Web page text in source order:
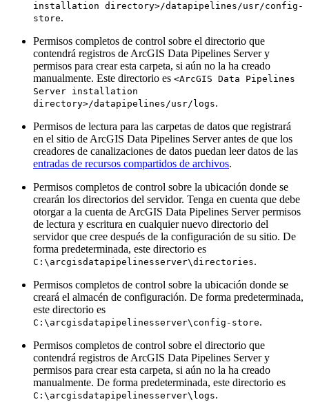
installation directory>/datapipelines/usr/config-
store.
Permisos completos de control sobre el directorio que
contendrá registros de ArcGIS Data Pipelines Server y
permisos para crear esta carpeta, si aún no la ha creado
manualmente. Este directorio es <ArcGIS Data Pipelines
Server installation
directory>/datapipelines/usr/logs.
Permisos de lectura para las carpetas de datos que registrará
en el sitio de ArcGIS Data Pipelines Server antes de que los
creadores de canalizaciones de datos puedan leer datos de las
entradas de recursos compartidos de archivos.
Permisos completos de control sobre la ubicación donde se
crearán los directorios del servidor. Tenga en cuenta que debe
otorgar a la cuenta de ArcGIS Data Pipelines Server permisos
de lectura y escritura en cualquier nuevo directorio del
servidor que cree después de la configuración de su sitio. De
forma predeterminada, este directorio es
C:\arcgisdatapipelinesserver\directories.
Permisos completos de control sobre la ubicación donde se
creará el almacén de configuración. De forma predeterminada,
este directorio es
C:\arcgisdatapipelinesserver\config-store.
Permisos completos de control sobre el directorio que
contendrá registros de ArcGIS Data Pipelines Server y
permisos para crear esta carpeta, si aún no la ha creado
manualmente. De forma predeterminada, este directorio es
C:\arcgisdatapipelinesserver\logs.